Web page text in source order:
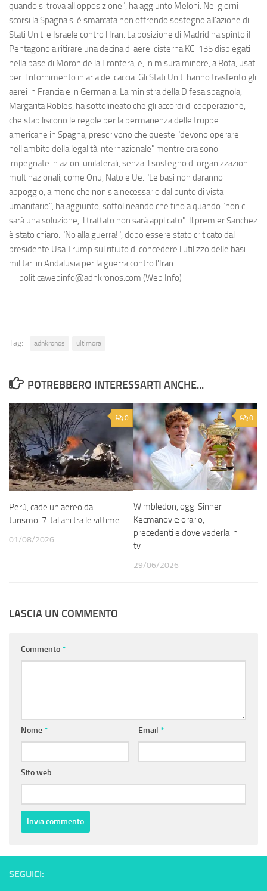
quando si trova all'opposizione", ha aggiunto Meloni. Nei giorni
scorsi la Spagna si è smarcata non offrendo sostegno all'azione di
Stati Uniti e Israele contro l'Iran. La posizione di Madrid ha spinto il
Pentagono a ritirare una decina di aerei cisterna KC-135 dispiegati
nella base di Moron de la Frontera, e, in misura minore, a Rota, usati
per il rifornimento in aria dei caccia. Gli Stati Uniti hanno trasferito gli
aerei in Francia e in Germania. La ministra della Difesa spagnola,
Margarita Robles, ha sottolineato che gli accordi di cooperazione,
che stabiliscono le regole per la permanenza delle truppe
americane in Spagna, prescrivono che queste "devono operare
nell'ambito della legalità internazionale" mentre ora sono
impegnate in azioni unilaterali, senza il sostegno di organizzazioni
multinazionali, come Onu, Nato e Ue. "Le basi non daranno
appoggio, a meno che non sia necessario dal punto di vista
umanitario", ha aggiunto, sottolineando che fino a quando "non ci
sarà una soluzione, il trattato non sarà applicato". Il premier Sanchez
è stato chiaro. "No alla guerra!", dopo essere stato criticato dal
presidente Usa Trump sul rifiuto di concedere l'utilizzo delle basi
militari in Andalusia per la guerra contro l'Iran.
—politicawebinfo@adnkronos.com (Web Info)
Tag: adnkronos ultimora
POTREBBERO INTERESSARTI ANCHE...
0
Perù, cade un aereo da
turismo: 7 italiani tra le vittime
01/08/2026
0
Wimbledon, oggi Sinner-
Kecmanovic: orario,
precedenti e dove vederla in
tv
29/06/2026
LASCIA UN COMMENTO
Commento*
Nome* Email *
Sito web
SEGUICI: